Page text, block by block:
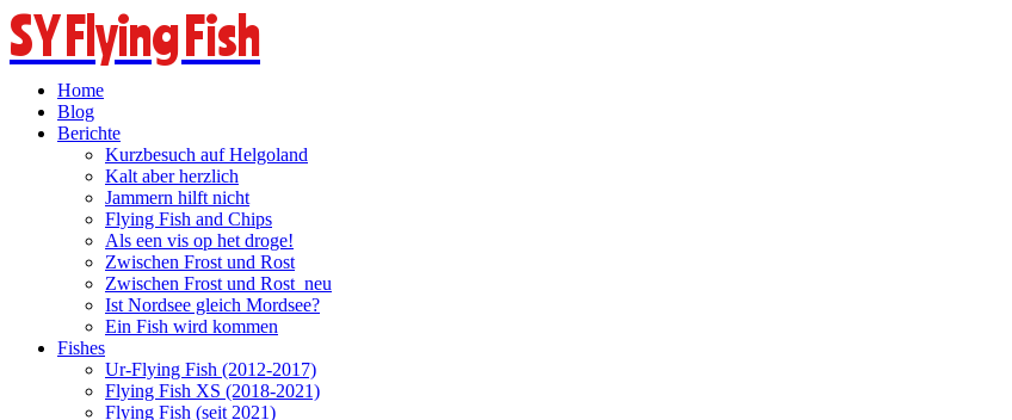
SY Flying Fish
Home
Blog
Berichte
Kurzbesuch auf Helgoland
Kalt aber herzlich
Jammern hilft nicht
Flying Fish and Chips
Als een vis op het droge!
Zwischen Frost und Rost
Zwischen Frost und Rost_neu
Ist Nordsee gleich Mordsee?
Ein Fish wird kommen
Fishes
Ur-Flying Fish (2012-2017)
Flying Fish XS (2018-2021)
Flying Fish (seit 2021)